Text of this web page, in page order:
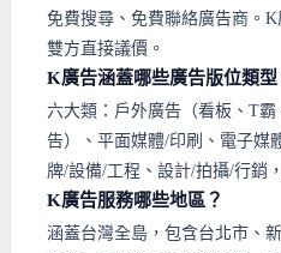
免費搜尋、免費聯絡廣告商。
雙方直接議價。
K廣告涵蓋哪些廣告版位類型
六大類：戶外廣告（看板、T
告）、平面媒體/印刷、電子媒
牌/設備/工程、設計/拍攝/行銷
K廣告服務哪些地區？
涵蓋台灣全島，包含台北市、